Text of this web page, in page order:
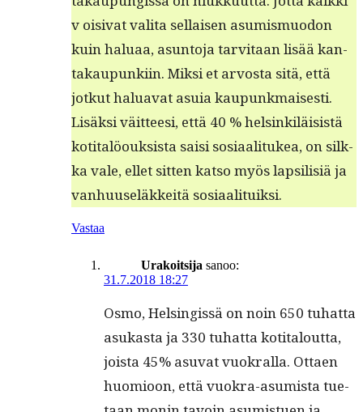
v oisi­vat vali­ta sel­l­aisen asum­is­muodon
kuin halu­aa, asun­to­ja tarvi­taan lisää kan­
takaupunki­in. Mik­si et arvos­ta sitä, että
jotkut halu­a­vat asuia kaupunkmaisesti.
Lisäk­si väit­teesi, että 40 % helsinkiläi­sistä
koti­talöouk­sista saisi sosi­aal­i­tukea, on silk­
ka vale, ellet sit­ten kat­so myös lap­sil­isiä ja
van­hu­useläkkeitä sosiaalituiksi.
Vastaa
Urakoitsija sanoo:
31.7.2018 18:27
Osmo, Helsingis­sä on noin 650 tuhat­ta
asukas­ta ja 330 tuhat­ta koti­talout­ta,
joista 45% asu­vat vuokral­la. Ottaen
huomioon, että vuokra-asum­ista tue­